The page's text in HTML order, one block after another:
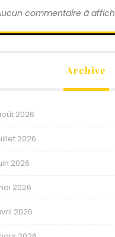
commentaire à
Archive
2026
2026
2026
2026
2026